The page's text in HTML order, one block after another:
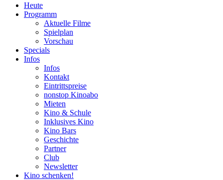
Heute
Programm
Aktuelle Filme
Spielplan
Vorschau
Specials
Infos
Infos
Kontakt
Eintrittspreise
nonstop Kinoabo
Mieten
Kino & Schule
Inklusives Kino
Kino Bars
Geschichte
Partner
Club
Newsletter
Kino schenken!